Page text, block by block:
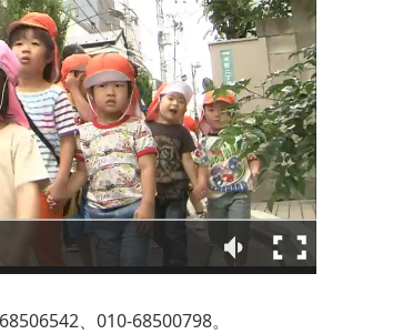
、010-68500798。